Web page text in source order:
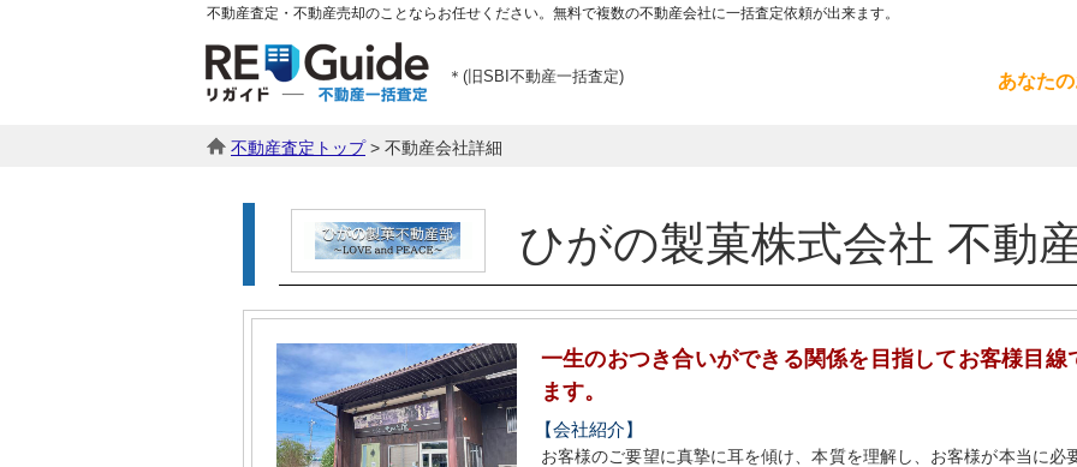
不動産査定・不動産売却のことならお任せください。無料で複数の不動産会社に一括査定依頼が出来ます。
＊(旧SBI不動産一括査定) あなた
不動産査定トップ> 不動産会社詳細
ひがの製菓株式会社 不動
一生のおつき合いができる関係を目指してお客様目線
ます。
【会社紹介】
お客様のご要望に真摯に耳を傾け、本質を理解し、お客様が本当に必